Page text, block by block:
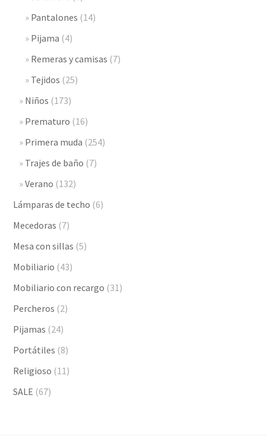
Pantalones (14)
Pijama (4)
Remeras y camisas (7)
Tejidos (25)
Niños (173)
Prematuro (16)
Primera muda (254)
Trajes de baño (7)
Verano (132)
Lámparas de techo (6)
Mecedoras (7)
Mesa con sillas (5)
Mobiliario (43)
Mobiliario con recargo (31)
Percheros (2)
Pijamas (24)
Portátiles (8)
Religioso (11)
SALE (67)